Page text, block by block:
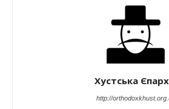
Хустська
http://